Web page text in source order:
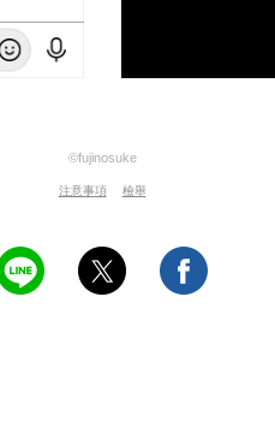
©fujinosuke
注意事項 檢舉